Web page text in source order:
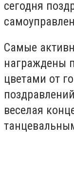
сегодня
Самые
награждены
цветами от
веселая